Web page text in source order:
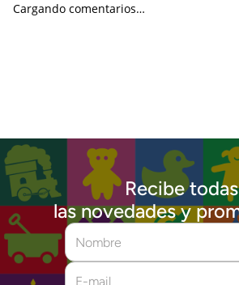
Cargando comentarios…
Recibe todas
las novedades y